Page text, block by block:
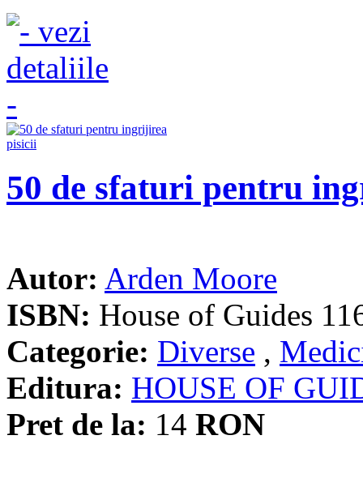
50 de sfaturi pentru
Autor: Arden Moore
ISBN: House of Guides
Categorie: Diverse ,
Editura: HOUSE OF
Pret de la: 14 RON